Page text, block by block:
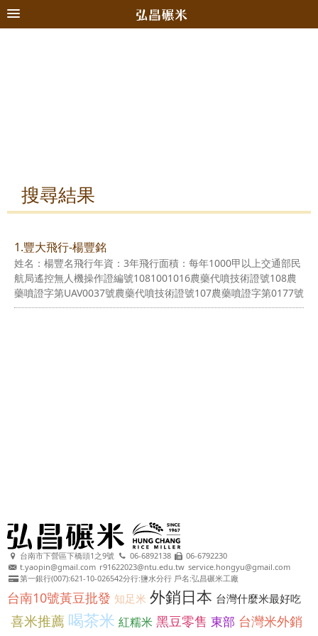
搜尋結果
1.豐大飛行-楊豐銘
姓名：楊豐名飛行年資：3年飛行面積：每年1000甲以上交通部民
航局遙控無人機操作證編號1081001016農藥代噴技術證號108農
藥噴證字第UAV0037號農藥代噴技術證號107農藥噴證字第0177號
台南市下營區下橋頭1之9號 06-6892138
06-6792230
t.yaopin@gmail.com r91622023@ntu.edu.tw service.hongyu@gmail.com
第一銀行(007):621-10-026542分行:鹽水分行 戶名:弘昌碾米工廠
台南10號黃豆批發 知足米 外銷日本 台灣什麼米最好吃
喜米推薦 喝茶米 紅糯米 黑豆零售 東部 台灣米外銷